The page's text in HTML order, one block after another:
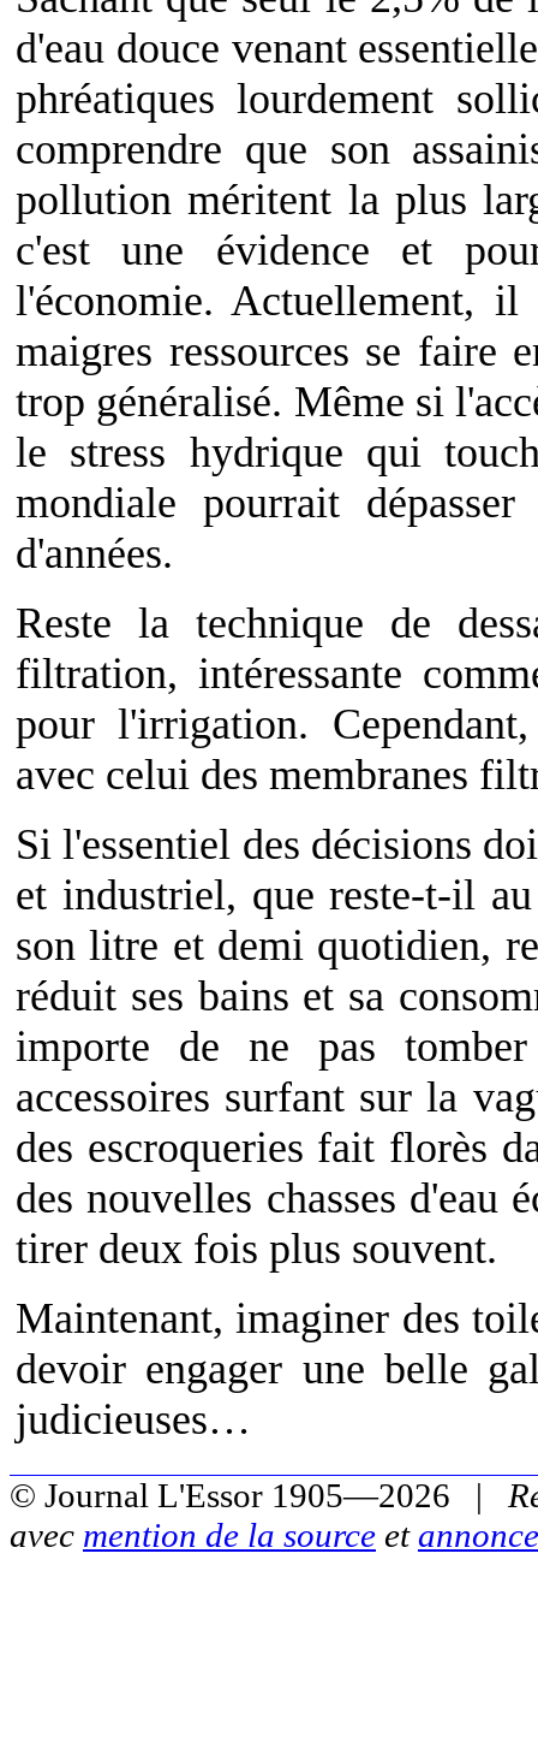
d'eau douce venant
phréatiques lourdement
comprendre que son
pollution méritent la plus
c'est une évidence et
l'économie. Actuellement,
maigres ressources se faire
trop généralisé. Même si
le stress hydrique qui
mondiale pourrait
d'années.
Reste la technique de
filtration, intéressante
pour l'irrigation.
avec celui des membranes
Si l'essentiel des décisions
et industriel, que reste-t-il
son litre et demi quotidien,
réduit ses bains et sa
importe de ne pas
accessoires surfant sur la
des escroqueries fait florès
des nouvelles chasses d'eau
tirer deux fois plus souvent.
Maintenant, imaginer des
devoir engager une belle
judicieuses…
© Journal L'Essor 1905—2026 |
avec mention de la source et